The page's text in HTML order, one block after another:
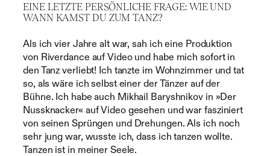
EINE LETZTE PERSÖNLICHE FRAGE: WIE UND
WANN KAMST DU ZUM TANZ?
Als ich vier Jahre alt war, sah ich eine Produktion
von Riverdance auf Video und habe mich sofort in
den Tanz verliebt! Ich tanzte im Wohnzimmer und tat
so, als wäre ich selbst einer der Tänzer auf der
Bühne. Ich habe auch Mikhail Baryshnikov in »Der
Nussknacker« auf Video gesehen und war fasziniert
von seinen Sprüngen und Drehungen. Als ich noch
sehr jung war, wusste ich, dass ich tanzen wollte.
Tanzen ist in meiner Seele.